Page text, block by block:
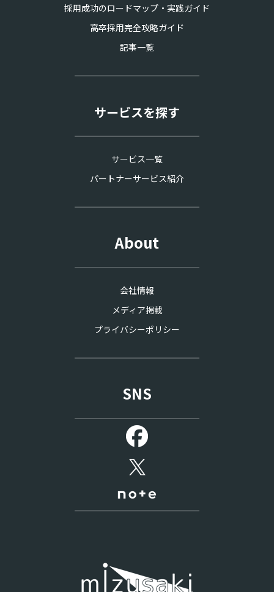
採用成功のロードマップ・実践ガイド
高卒採用完全攻略ガイド
記事一覧
サービスを探す
サービス一覧
パートナーサービス紹介
About
会社情報
メディア掲載
プライバシーポリシー
SNS